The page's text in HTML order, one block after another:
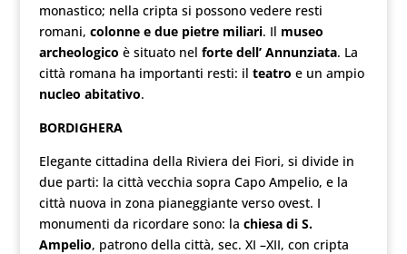
monastico; nella cripta si possono vedere resti
romani, colonne e due pietre miliari. Il museo
archeologico è situato nel forte dell’ Annunziata. La
città romana ha importanti resti: il teatro e un ampio
nucleo abitativo.
BORDIGHERA
Elegante cittadina della Riviera dei Fiori, si divide in
due parti: la città vecchia sopra Capo Ampelio, e la
città nuova in zona pianeggiante verso ovest. I
monumenti da ricordare sono: la chiesa di S.
Ampelio, patrono della città, sec. XI –XII, con cripta